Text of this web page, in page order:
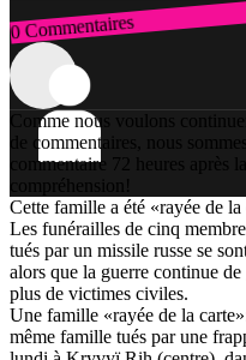
0 Commentaires
Connexion
Comme nous voulons
de commentaires, nous
commentaire 72 heures après
compréhension!
Cette famille a été «rayée de
Les funérailles de cinq
tués par un missile russe se
alors que la guerre continue
plus de victimes civiles.
Une famille «rayée de la
même famille tués par une